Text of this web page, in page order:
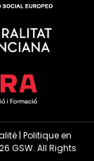
| Politique en
GSW. All Rights